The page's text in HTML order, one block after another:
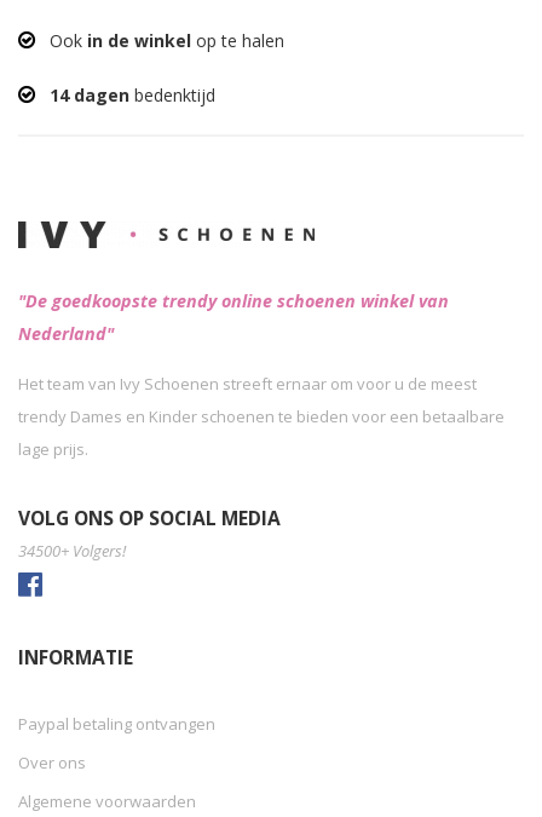
Ook in de winkel op te halen
14 dagen bedenktijd
"De goedkoopste trendy online schoenen winkel van
Nederland"
Het team van Ivy Schoenen streeft ernaar om voor u de meest
trendy Dames en Kinder schoenen te bieden voor een betaalbare
lage prijs.
VOLG ONS OP SOCIAL MEDIA
34500+ Volgers!
INFORMATIE
Paypal betaling ontvangen
Over ons
Algemene voorwaarden